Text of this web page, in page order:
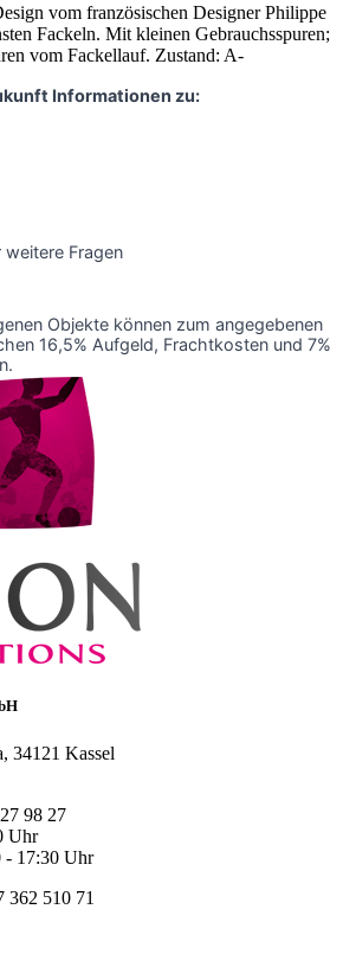
vom französischen Designer Philippe
Fackeln. Mit kleinen Gebrauchsspuren;
vom Fackellauf. Zustand: A-
Informationen zu:
Fragen
Objekte können zum angegebenen
16,5% Aufgeld, Frachtkosten und 7%
34121 Kassel
98 27
Uhr
17:30 Uhr
362 510 71